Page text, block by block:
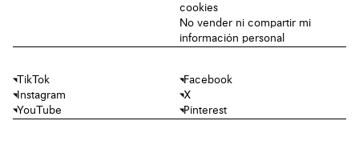
cookies
No vender ni compartir mi
información personal
TikTok
Facebook
Instagram
X
YouTube
Pinterest